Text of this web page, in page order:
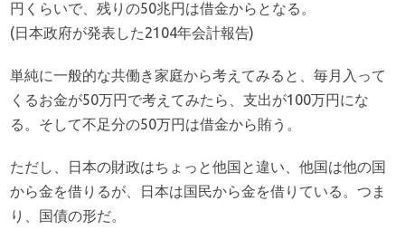
円くらいで、残りの50兆円は借金からとなる。
(日本政府が発表した2104年会計報告)
単純に一般的な共働き家庭から考えてみると、毎月入って
くるお金が50万円で考えてみたら、支出が100万円にな
る。そして不足分の50万円は借金から賄う。
ただし、日本の財政はちょっと他国と違い、他国は他の国
から金を借りるが、日本は国民から金を借りている。つま
り、国債の形だ。